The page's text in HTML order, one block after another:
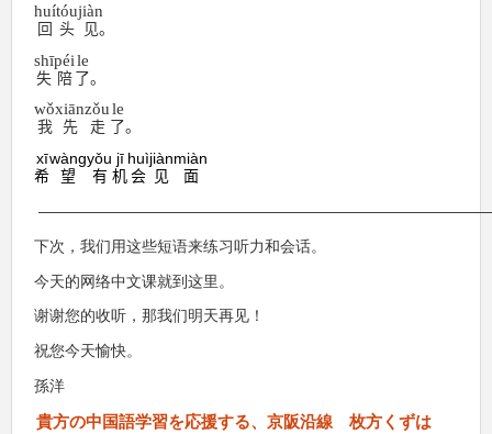
回
huí
头
tóu
见
jiàn
。
失
shī
陪
péi
了
le
。
我
wǒ
先
xiān
走
zǒu
了
le
。
希
xī
望
wàng
有
yǒu
机
jī
会
huì
见
jiàn
面
miàn
—————————————————————————————–
下次，我们用这些短语来练习听力和会话。
今天的网络中文课就到这里。
谢谢您的收听，那我们明天再见！
祝您今天愉快。
孫洋
貴方の中国語学習を応援する、京阪沿線 枚方くずは